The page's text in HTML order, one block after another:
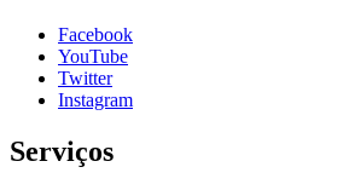
Facebook
YouTube
Twitter
Instagram
Serviços